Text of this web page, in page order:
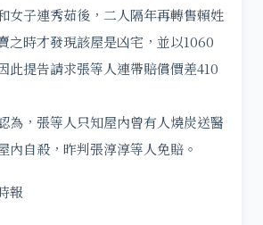
女子連秀茹後，二人隔年再轉售賴姓
之時才發現該屋是凶宅，並以1060
此提告請求張等人連帶賠償價差410
為，張等人只知屋內曾有人燒炭送醫
內自殺，昨判張淳淳等人免賠。
報